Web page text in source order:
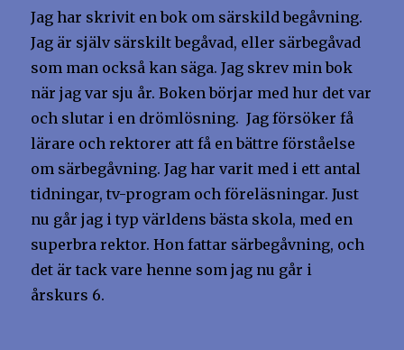
Jag har skrivit en bok om särskild begåvning.
Jag är själv särskilt begåvad, eller särbegåvad
som man också kan säga. Jag skrev min bok
när jag var sju år. Boken börjar med hur det var
och slutar i en drömlösning. Jag försöker få
lärare och rektorer att få en bättre förståelse
om särbegåvning. Jag har varit med i ett antal
tidningar, tv-program och föreläsningar. Just
nu går jag i typ världens bästa skola, med en
superbra rektor. Hon fattar särbegåvning, och
det är tack vare henne som jag nu går i
årskurs 6.